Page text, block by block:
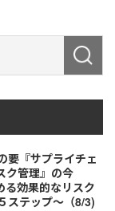
要『サプライチェ
ク管理』の今
る効果的なリスク
ステップ～（8/3)